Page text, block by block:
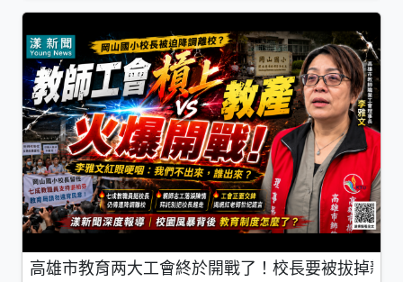
高雄市教育两大工會終於開戰了！校長要被拔掉親